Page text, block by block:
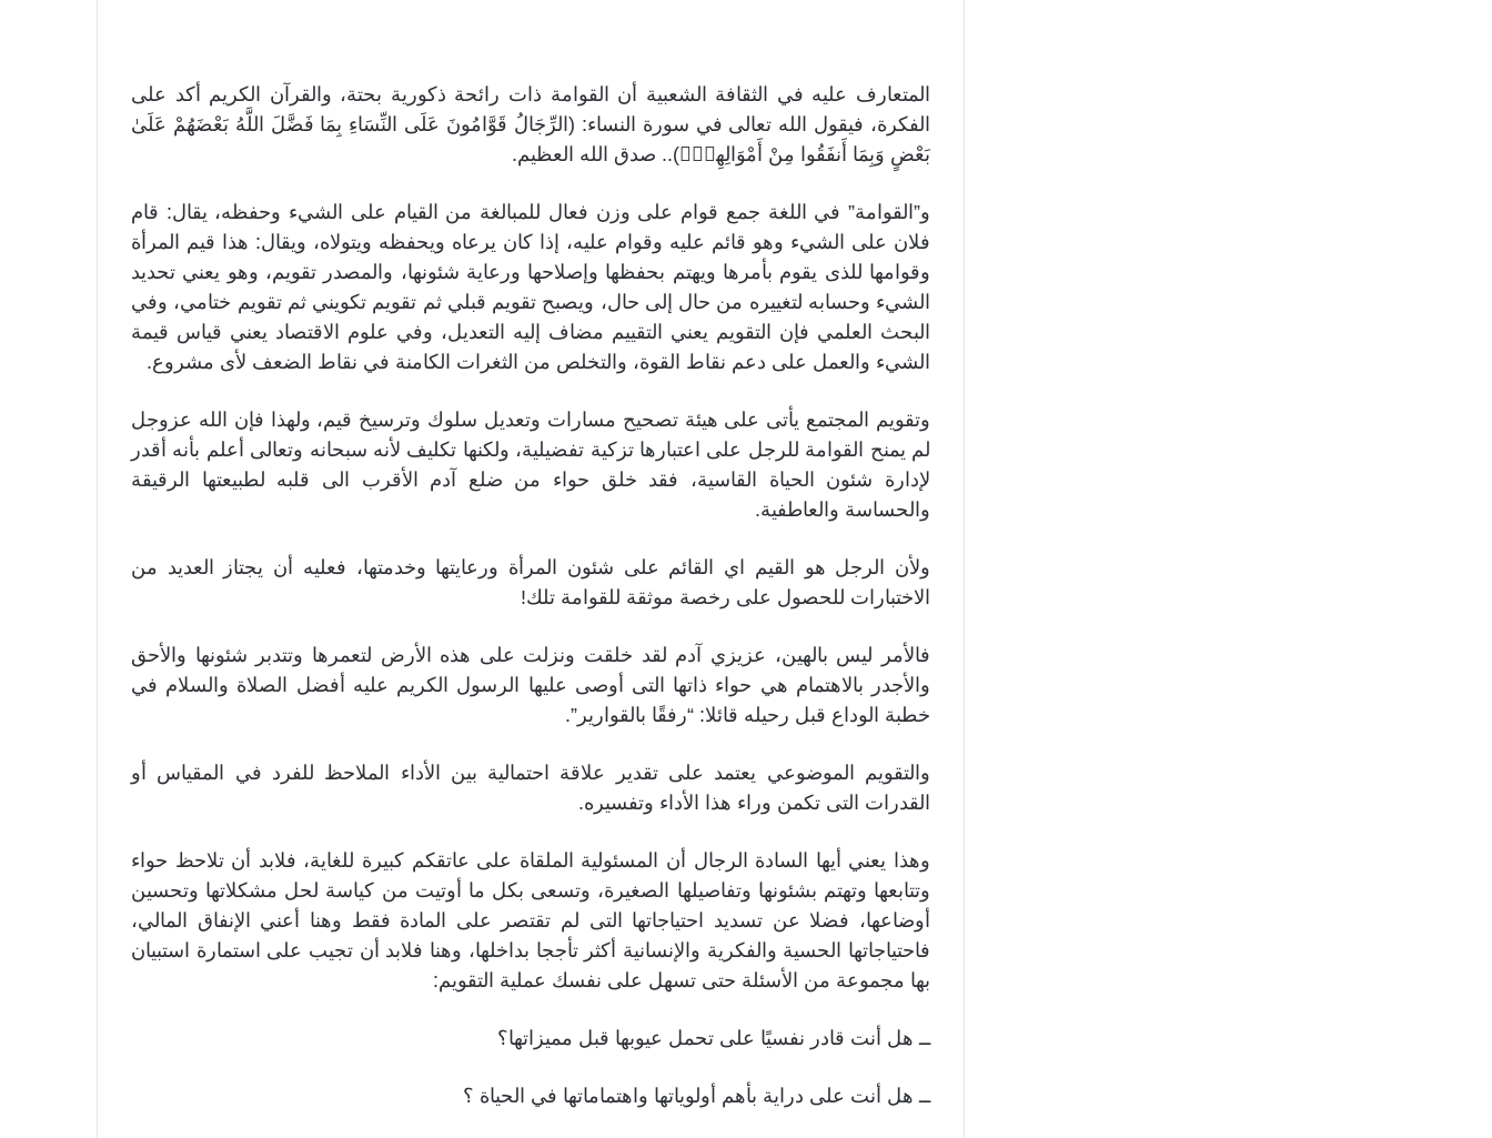
المتعارف عليه في الثقافة الشعبية أن القوامة ذات رائحة ذكورية بحتة، والقرآن الكريم أكد على
الفكرة، فيقول الله تعالى في سورة النساء: (الرِّجَالُ قَوَّامُونَ عَلَى النِّسَاءِ بِمَا فَضَّلَ اللَّهُ بَعْضَهُمْ عَلَىٰ
بَعْضٍ وَبِمَا أَنفَقُوا مِنْ أَمْوَالِهِمْۚ).. صدق الله العظيم.
و”القوامة” في اللغة جمع قوام على وزن فعال للمبالغة من القيام على الشيء وحفظه، يقال: قام
فلان على الشيء وهو قائم عليه وقوام عليه، إذا كان يرعاه ويحفظه ويتولاه، ويقال: هذا قيم المرأة
وقوامها للذى يقوم بأمرها ويهتم بحفظها وإصلاحها ورعاية شئونها، والمصدر تقويم، وهو يعني تحديد
الشيء وحسابه لتغييره من حال إلى حال، ويصبح تقويم قبلي ثم تقويم تكويني ثم تقويم ختامي، وفي
البحث العلمي فإن التقويم يعني التقييم مضاف إليه التعديل، وفي علوم الاقتصاد يعني قياس قيمة
الشيء والعمل على دعم نقاط القوة، والتخلص من الثغرات الكامنة في نقاط الضعف لأى مشروع.
وتقويم المجتمع يأتى على هيئة تصحيح مسارات وتعديل سلوك وترسيخ قيم، ولهذا فإن الله عزوجل
لم يمنح القوامة للرجل على اعتبارها تزكية تفضيلية، ولكنها تكليف لأنه سبحانه وتعالى أعلم بأنه أقدر
لإدارة شئون الحياة القاسية، فقد خلق حواء من ضلع آدم الأقرب الى قلبه لطبيعتها الرقيقة
والحساسة والعاطفية.
ولأن الرجل هو القيم اي القائم على شئون المرأة ورعايتها وخدمتها، فعليه أن يجتاز العديد من
الاختبارات للحصول على رخصة موثقة للقوامة تلك!
فالأمر ليس بالهين، عزيزي آدم لقد خلقت ونزلت على هذه الأرض لتعمرها وتتدبر شئونها والأحق
والأجدر بالاهتمام هي حواء ذاتها التى أوصى عليها الرسول الكريم عليه أفضل الصلاة والسلام في
خطبة الوداع قبل رحيله قائلا: “رفقًا بالقوارير”.
والتقويم الموضوعي يعتمد على تقدير علاقة احتمالية بين الأداء الملاحظ للفرد في المقياس أو
القدرات التى تكمن وراء هذا الأداء وتفسيره.
وهذا يعني أيها السادة الرجال أن المسئولية الملقاة على عاتقكم كبيرة للغاية، فلابد أن تلاحظ حواء
وتتابعها وتهتم بشئونها وتفاصيلها الصغيرة، وتسعى بكل ما أوتيت من كياسة لحل مشكلاتها وتحسين
أوضاعها، فضلا عن تسديد احتياجاتها التى لم تقتصر على المادة فقط وهنا أعني الإنفاق المالي،
فاحتياجاتها الحسية والفكرية والإنسانية أكثر تأججا بداخلها، وهنا فلابد أن تجيب على استمارة استبيان
بها مجموعة من الأسئلة حتى تسهل على نفسك عملية التقويم:
ــ هل أنت قادر نفسيًا على تحمل عيوبها قبل مميزاتها؟
ــ هل أنت على دراية بأهم أولوياتها واهتماماتها في الحياة ؟